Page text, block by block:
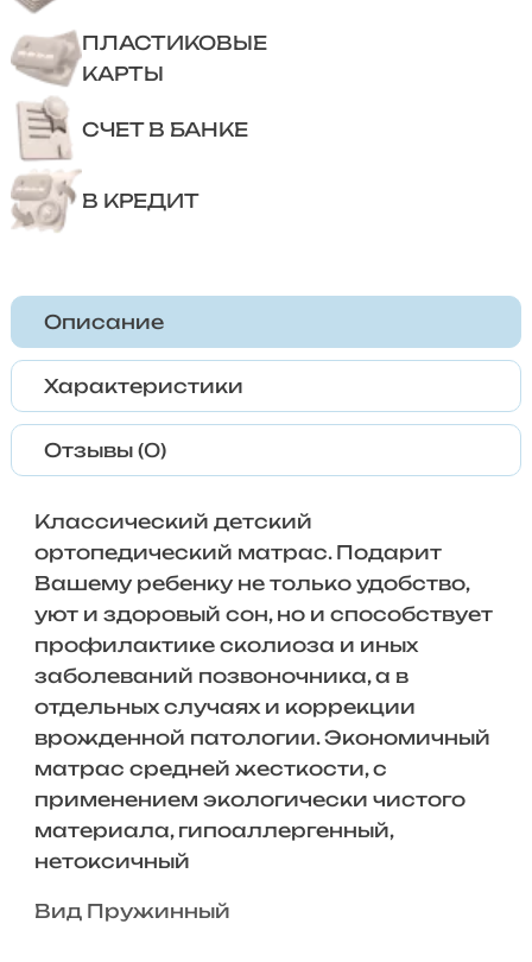
ПЛАСТИКОВЫЕ
КАРТЫ
СЧЕТ В БАНКЕ
В КРЕДИТ
Описание
Характеристики
Отзывы (0)
Классический детский
ортопедический матрас. Подарит
Вашему ребенку не только удобство,
уют и здоровый сон, но и способствует
профилактике сколиоза и иных
заболеваний позвоночника, а в
отдельных случаях и коррекции
врожденной патологии. Экономичный
матрас средней жесткости, с
применением экологически чистого
материала, гипоаллергенный,
нетоксичный
Вид Пружинный